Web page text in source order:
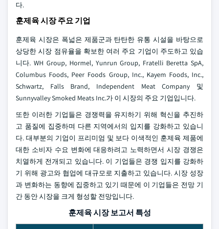
다.
훈제육 시장 주요 기업
훈제육 시장은 폭넓은 제품군과 탄탄한 유통 시설을 바탕으로
상당한 시장 점유율을 확보한 여러 주요 기업이 주도하고 있습
니다. WH Group, Hormel, Yunrun Group, Fratelli Beretta SpA,
Columbus Foods, Peer Foods Group, Inc., Kayem Foods, Inc.,
Schwartz, Falls Brand, Independent Meat Company 및
Sunnyvalley Smoked Meats Inc.가 이 시장의 주요 기업입니다.
또한 이러한 기업들은 경쟁력을 유지하기 위해 혁신을 추진하
고 품질에 집중하며 다른 지역에서의 입지를 강화하고 있습니
다. 대부분의 기업이 프리미엄 및 보다 이색적인 훈제육 제품에
대한 소비자 수요 변화에 대응하려고 노력하면서 시장 경쟁은
치열하게 전개되고 있습니다. 이 기업들은 경쟁 입지를 강화하
기 위해 광고와 협업에 대규모로 지출하고 있습니다. 시장 성장
과 변화하는 동향에 집중하고 있기 때문에 이 기업들은 전망 기
간 동안 시장을 크게 형성할 전망입니다.
훈제육 시장 보고서 특성